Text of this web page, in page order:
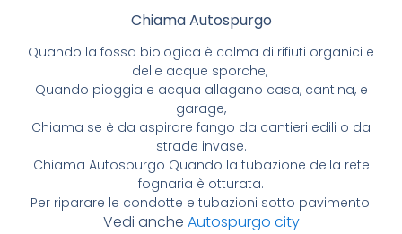
Chiama Autospurgo
Quando la fossa biologica è colma di rifiuti organici e
delle acque sporche,
Quando pioggia e acqua allagano casa, cantina, e
garage,
Chiama se è da aspirare fango da cantieri edili o da
strade invase.
Chiama Autospurgo Quando la tubazione della rete
fognaria è otturata.
Per riparare le condotte e tubazioni sotto pavimento.
Vedi anche Autospurgo city